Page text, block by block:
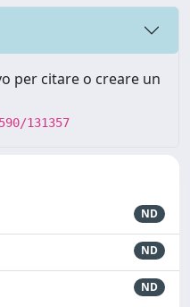
per citare o creare un
131357
ND
ND
ND